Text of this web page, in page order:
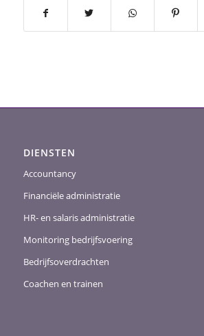
DIENSTEN
Accountancy
Financiële administratie
HR- en salaris administratie
Monitoring bedrijfsvoering
Bedrijfsoverdrachten
Coachen en trainen